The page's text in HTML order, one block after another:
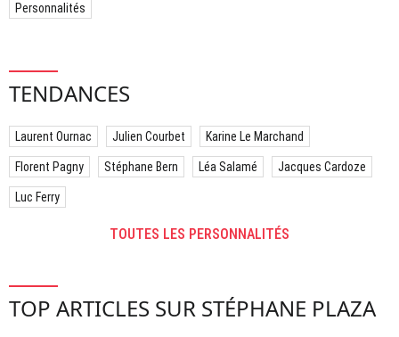
Personnalités
TENDANCES
Laurent Ournac Julien Courbet Karine Le Marchand
Florent Pagny Stéphane Bern Léa Salamé Jacques Cardoze
Luc Ferry
TOUTES LES PERSONNALITÉS
TOP ARTICLES SUR STÉPHANE PLAZA